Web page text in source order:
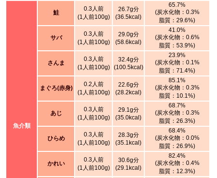
魚介類
鮭
0.3人前
(1人前100g)
26.7g分
(36.5kcal)
65.7%
(炭水化物：0.3%
脂質：29.6%)
サバ
0.3人前
(1人前100g)
29.0g分
(58.6kcal)
41.0%
(炭水化物：0.6%
脂質：53.9%)
さんま
0.3人前
(1人前100g)
32.4g分
(100.5kcal)
23.9%
(炭水化物：0.1%
脂質：71.4%)
まぐろ(赤身)
0.2人前
(1人前100g)
22.6g分
(28.2kcal)
85.1%
(炭水化物：0.3%
脂質：10.1%)
あじ
0.3人前
(1人前100g)
29.1g分
(35.0kcal)
68.7%
(炭水化物：0.3%
脂質：26.3%)
ひらめ
0.3人前
(1人前100g)
28.3g分
(35.1kcal)
68.4%
(炭水化物：0.0%
脂質：26.9%)
かれい
0.3人前
(1人前100g)
30.6g分
(29.1kcal)
82.4%
(炭水化物：0.4%
脂質：12.3%)